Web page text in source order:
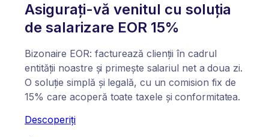
Asigurați-vă venitul cu soluția
de salarizare EOR 15%
Bizonaire EOR: facturează clienții în cadrul
entității noastre și primește salariul net a doua zi.
O soluție simplă și legală, cu un comision fix de
15% care acoperă toate taxele și conformitatea.
Descoperiți